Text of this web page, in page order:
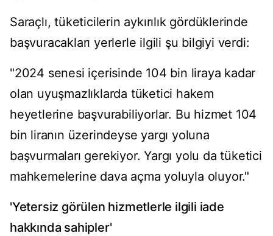
Saraçlı, tüketicilerin aykırılık gördüklerinde
başvuracakları yerlerle ilgili şu bilgiyi verdi:
"2024 senesi içerisinde 104 bin liraya kadar
olan uyuşmazlıklarda tüketici hakem
heyetlerine başvurabiliyorlar. Bu hizmet 104
bin liranın üzerindeyse yargı yoluna
başvurmaları gerekiyor. Yargı yolu da tüketici
mahkemelerine dava açma yoluyla oluyor."
'Yetersiz görülen hizmetlerle ilgili iade
hakkında sahipler'